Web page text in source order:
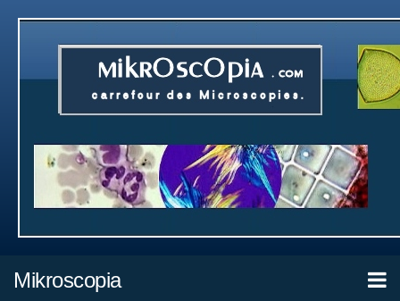
Mikroscopia